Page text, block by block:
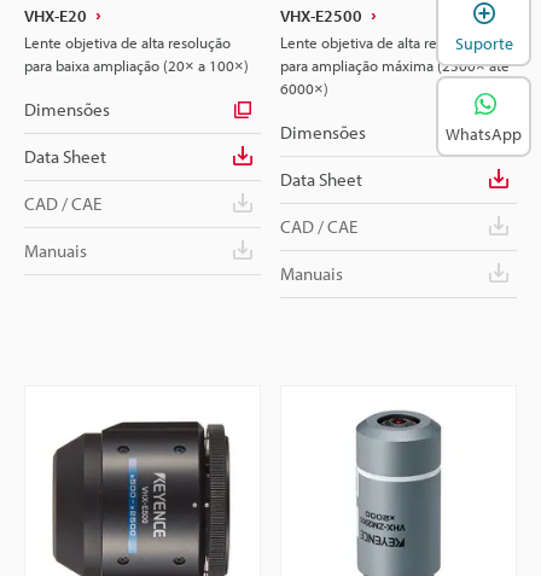
VHX-E20
Lente objetiva de alta resolução
para baixa ampliação (20× a 100×)
Dimensões
Data Sheet
CAD / CAE
Manuais
VHX-E2500
Lente objetiva de alta resolução
para ampliação máxima (2500× até
6000×)
Dimensões
Data Sheet
CAD / CAE
Manuais
Suporte
WhatsApp